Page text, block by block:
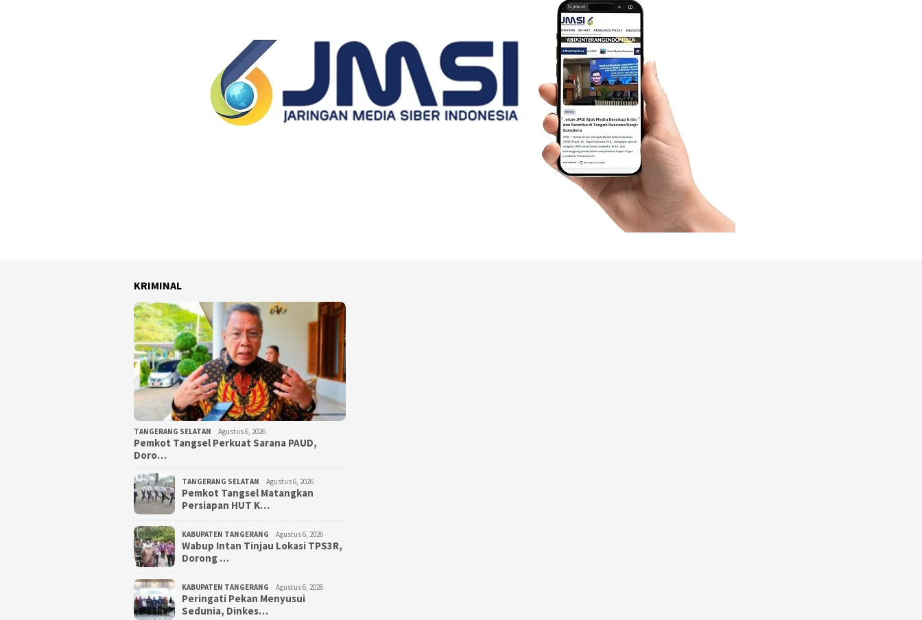
KRIMINAL
TANGERANG SELATAN Agustus 6, 2026
Pemkot Tangsel Perkuat Sarana PAUD,
Doro…
TANGERANG SELATAN Agustus 6, 2026
Pemkot Tangsel Matangkan
Persiapan HUT K…
KABUPATEN TANGERANG Agustus 6, 2026
Wabup Intan Tinjau Lokasi TPS3R,
Dorong …
KABUPATEN TANGERANG Agustus 6, 2026
Peringati Pekan Menyusui
Sedunia, Dinkes…